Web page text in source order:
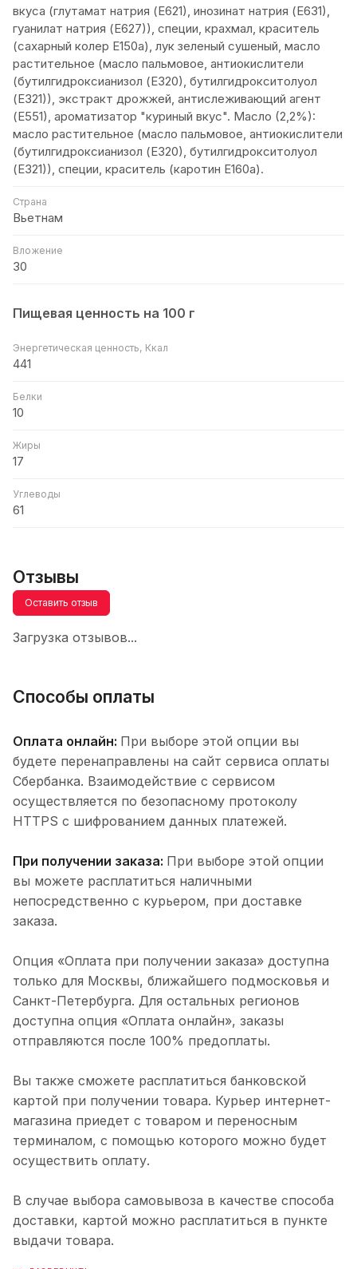
вкуса (глутамат натрия (Е621), инозинат натрия (Е631),
гуанилат натрия (Е627)), специи, крахмал, краситель
(сахарный колер Е150а), лук зеленый сушеный, масло
растительное (масло пальмовое, антиокислители
(бутилгидроксианизол (Е320), бутилгидрокситолуол
(Е321)), экстракт дрожжей, антислеживающий агент
(Е551), ароматизатор "куриный вкус". Масло (2,2%):
масло растительное (масло пальмовое, антиокислители
(бутилгидроксианизол (Е320), бутилгидрокситолуол
(Е321)), специи, краситель (каротин Е160а).
Страна
Вьетнам
Вложение
30
Пищевая ценность на 100 г
Энергетическая ценность, Ккал
441
Белки
10
Жиры
17
Углеводы
61
Отзывы
Оставить отзыв
Загрузка отзывов...
Способы оплаты
Оплата онлайн: При выборе этой опции вы
будете перенаправлены на сайт сервиса оплаты
Сбербанка. Взаимодействие с сервисом
осуществляется по безопасному протоколу
HTTPS с шифрованием данных платежей.
При получении заказа: При выборе этой опции
вы можете расплатиться наличными
непосредственно с курьером, при доставке
заказа.
Опция «Оплата при получении заказа» доступна
только для Москвы, ближайшего подмосковья и
Санкт-Петербурга. Для остальных регионов
доступна опция «Оплата онлайн», заказы
отправляются после 100% предоплаты.
Вы также сможете расплатиться банковской
картой при получении товара. Курьер интернет-
магазина приедет с товаром и переносным
терминалом, с помощью которого можно будет
осуществить оплату.
В случае выбора самовывоза в качестве способа
доставки, картой можно расплатиться в пункте
выдачи товара.